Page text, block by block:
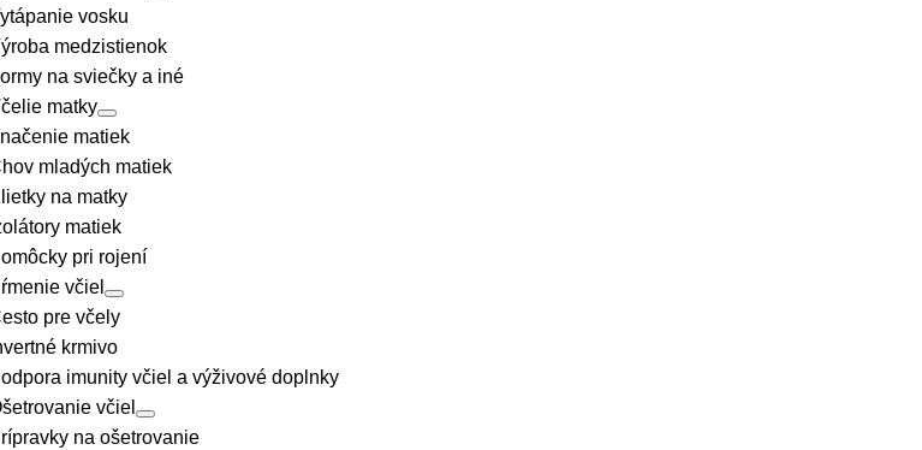
vosku
medzistienok
na sviečky a iné
matky
matiek
mladých matiek
na matky
matiek
pri rojení
včiel
pre včely
krmivo
imunity včiel a výživové doplnky
včiel
na ošetrovanie